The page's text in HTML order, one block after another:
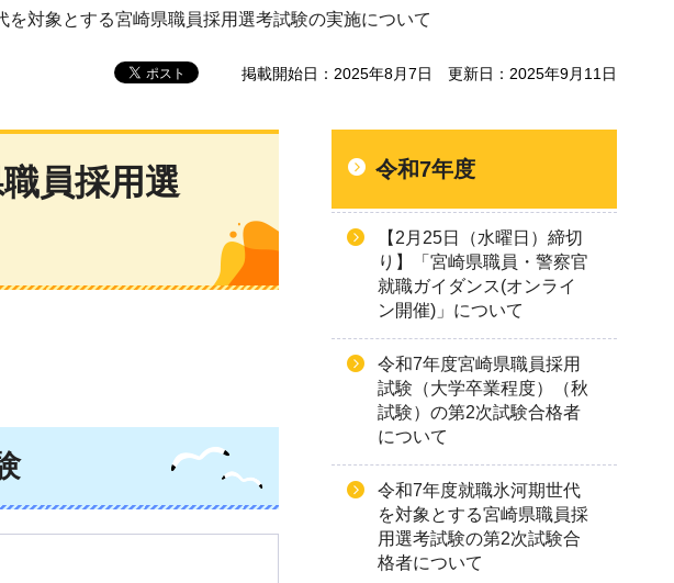
を対象とする宮崎県職員採用選考試験の実施について
掲載開始日：2025年8月7日 更新日：2025年9月11日
員採用選
令和7年度
【2月25日（水曜日）締切
り】「宮崎県職員・警察官
就職ガイダンス(オンライ
ン開催)」について
令和7年度宮崎県職員採用
試験（大学卒業程度）（秋
試験）の第2次試験合格者
について
令和7年度就職氷河期世代
を対象とする宮崎県職員採
用選考試験の第2次試験合
格者について